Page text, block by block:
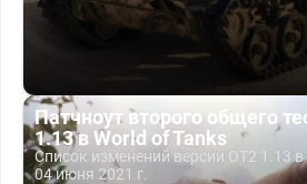
Патчноут второго общего
1.13 в World of Tanks
Список изменений версии ОТ2 1.13 в
04 июня 2021 г.